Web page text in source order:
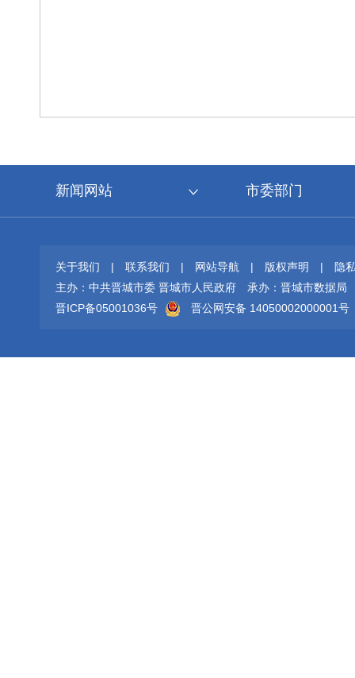
新闻网站 市委部门
关于我们 | 联系我们 | 网站导航 | 版权声明 |
隐
主办：中共晋城市委 晋城市人民政府
承办：晋城市数据局
晋ICP备05001036号
晋公网安备 14050002000001号